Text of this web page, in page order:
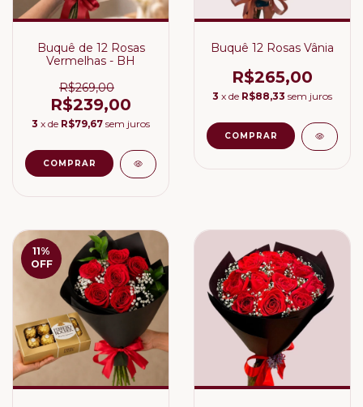
Buquê de 12 Rosas
Vermelhas - BH
R$269,00
R$239,00
3 x de R$79,67 sem juros
Buquê 12 Rosas Vânia
R$265,00
3 x de R$88,33 sem juros
11%
OFF